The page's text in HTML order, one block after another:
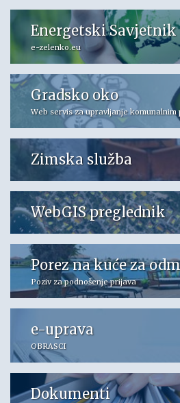
Energetski Savjetnik
e-zelenko.eu
Gradsko oko
Web servis za upravljanje komunalnim
Zimska služba
WebGIS preglednik
Porez na kuće za
Poziv za podnošenje prijava
e-uprava
OBRASCI
Dokumenti